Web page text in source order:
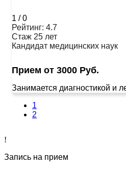
1 /0
Рейтинг: 4.7
Стаж 25 лет
Кандидат медицинских наук
Прием от 3000 Руб.
Занимается диагностикой и
1
2
!
Запись на прием